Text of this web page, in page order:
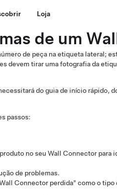
Loja
de um
de peça na etiqueta lateral;
tirar uma fotografia da
do guia de início rápido,
passos:
no seu Wall Connector para
de problemas.
Connector perdida" como o tipo